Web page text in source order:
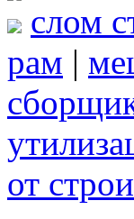
слом
рам |
от